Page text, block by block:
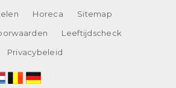
Horeca
Sitemap
Leeftijdscheck
Privacybeleid